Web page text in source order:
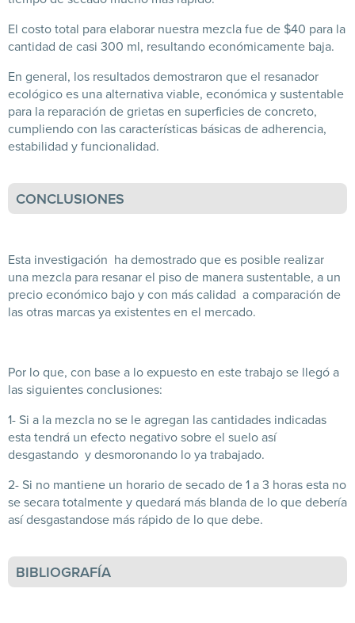
El costo total para elaborar nuestra mezcla fue de $40 para la
cantidad de casi 300 ml, resultando económicamente baja.
En general, los resultados demostraron que el resanador
ecológico es una alternativa viable, económica y sustentable
para la reparación de grietas en superficies de concreto,
cumpliendo con las características básicas de adherencia,
estabilidad y funcionalidad.
CONCLUSIONES
Esta investigación ha demostrado que es posible realizar
una mezcla para resanar el piso de manera sustentable, a un
precio económico bajo y con más calidad a comparación de
las otras marcas ya existentes en el mercado.
Por lo que, con base a lo expuesto en este trabajo se llegó a
las siguientes conclusiones:
1- Si a la mezcla no se le agregan las cantidades indicadas
esta tendrá un efecto negativo sobre el suelo así
desgastando y desmoronando lo ya trabajado.
2- Si no mantiene un horario de secado de 1 a 3 horas esta no
se secara totalmente y quedará más blanda de lo que debería
así desgastandose más rápido de lo que debe.
BIBLIOGRAFÍA